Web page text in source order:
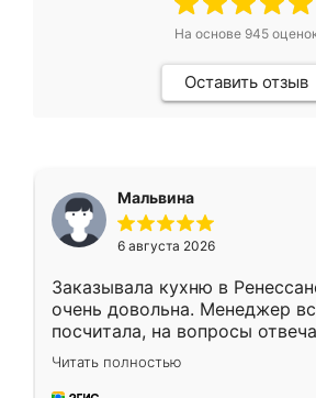
На основе 945
Оставить отзыв
Мальвина
6 августа 2026
Заказывала кухню в
очень довольна. Менеджер
посчитала, на вопросы
Замерщик приехал в субботу,
делу со всей
Читать полностью